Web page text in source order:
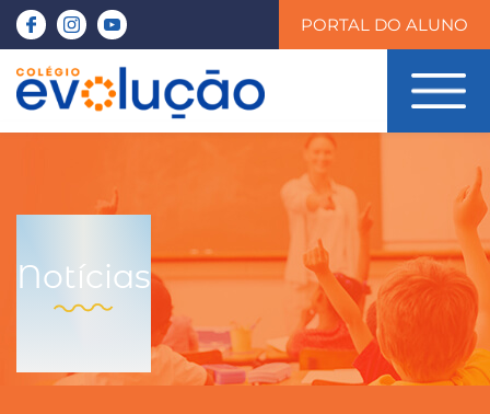
PORTAL DO ALUNO
Notícias